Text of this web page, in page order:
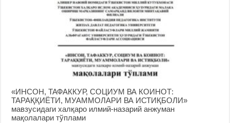
«ИНСОН, ТАФАККУР, СОЦИУМ ВА КОИНОТ:
ТАРАҚҚИЁТИ, МУАММОЛАРИ ВА ИСТИҚБОЛИ»
мавзусидаги халқаро илмий-назарий анжуман
мақолалари тўплами